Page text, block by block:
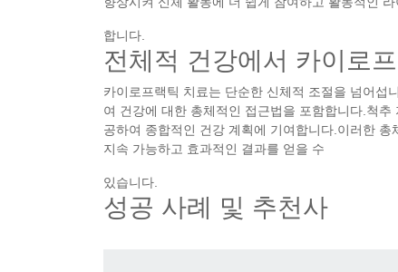
합니다.
전체적 건강에서 카이로
카이로프랙틱 치료는 단순한 신체적 조절을 넘어섭
여 건강에 대한 총체적인 접근법을 포함합니다.척
공하여 종합적인 건강 계획에 기여합니다.이러한
지속 가능하고 효과적인 결과를 얻을 수
있습니다.
성공 사례 및 추천사